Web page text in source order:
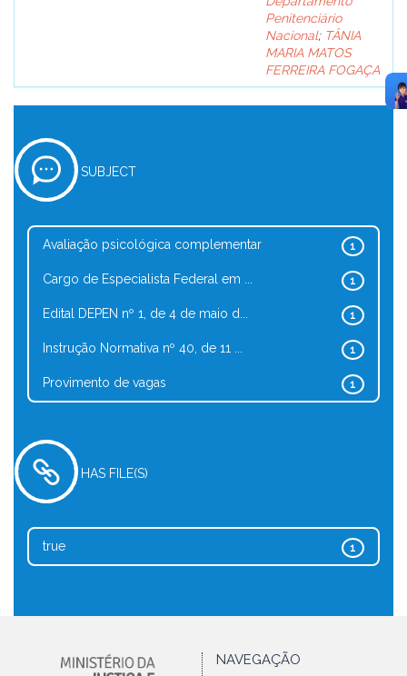
Penitenciário
Nacional; TÂNIA
MARIA MATOS
FERREIRA FOGAÇA
SUBJECT
1
Avaliação psicológica complementar
1
Cargo de Especialista Federal em ...
1
Edital DEPEN nº 1, de 4 de maio d...
1
Instrução Normativa nº 40, de 11 ...
1
Provimento de vagas
HAS FILE(S)
1
true
NAVEGAÇÃO